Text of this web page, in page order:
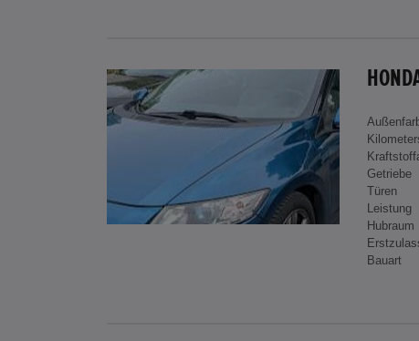
Getriebe
Türen
Leistung
Hubraum
Bauart